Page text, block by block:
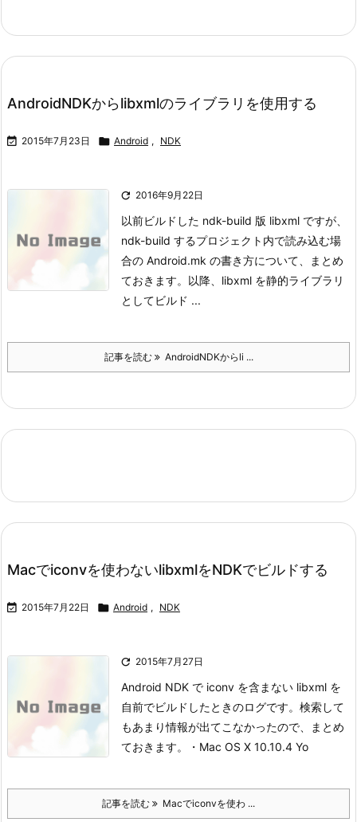
AndroidNDKからlibxmlのライブラリを使用する
 2015年7月23日  Android , NDK
 2016年9月22日
以前ビルドした ndk-build 版 libxml ですが、
ndk-build するプロジェクト内で読み込む場
合の Android.mk の書き方について、まとめ
ておきます。 以降、libxml を静的ライブラリ
としてビルド ...
記事を読む AndroidNDKからli ...
Macでiconvを使わないlibxmlをNDKでビルドする
 2015年7月22日  Android , NDK
 2015年7月27日
Android NDK で iconv を含まない libxml を
自前でビルドしたときのログです。 検索して
もあまり情報が出てこなかったので、まとめ
ておきます。
・Mac OS X 10.10.4 Yo
記事を読む Macでiconvを使わ ...